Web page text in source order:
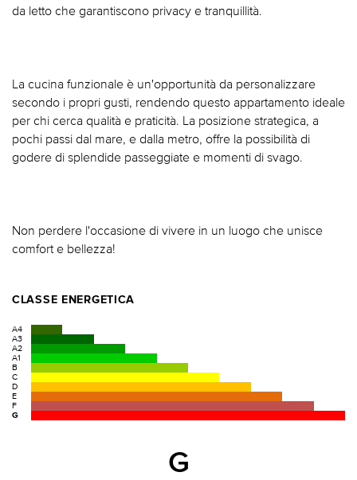
da letto che garantiscono privacy e tranquillità.
La cucina funzionale è un'opportunità da personalizzare
secondo i propri gusti, rendendo questo appartamento ideale
per chi cerca qualità e praticità. La posizione strategica, a
pochi passi dal mare, e dalla metro, offre la possibilità di
godere di splendide passeggiate e momenti di svago.
Non perdere l'occasione di vivere in un luogo che unisce
comfort e bellezza!
CLASSE ENERGETICA
A4
A3
A2
A1
B
C
D
E
F
G
G